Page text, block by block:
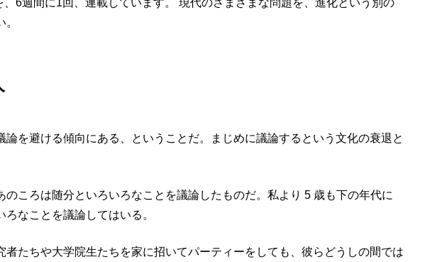
6週間に1回、連載しています。 現代のさまざまな問題を、進化という別の
を避ける傾向にある、ということだ。まじめに議論するという文化の衰退と
ころは随分といろいろなことを議論したものだ。私より 5 歳も下の年代に
なことを議論してはいる。
たちや大学院生たちを家に招いてパーティーをしても、彼らどうしの間では